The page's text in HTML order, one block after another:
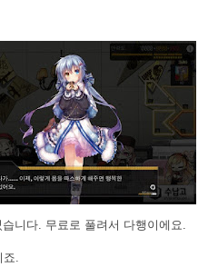
니다. 무료로 풀려서 다행이에요.
죠.